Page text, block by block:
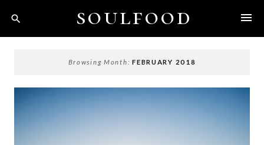
content
soulfood
Browsing Month:FEBRUARY 2018